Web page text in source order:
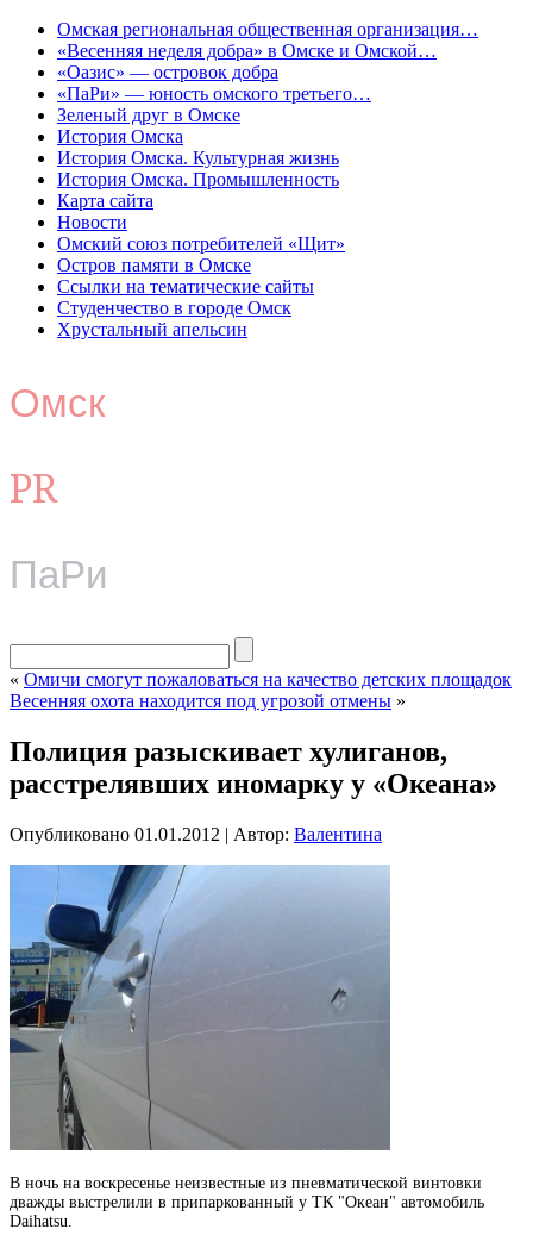
Омская региональная общественная организация…
«Весенняя неделя добра» в Омске и Омской…
«Оазис» — островок добра
«ПаРи» — юность омского третьего…
Зеленый друг в Омске
История Омска
История Омска. Культурная жизнь
История Омска. Промышленность
Карта сайта
Новости
Омский союз потребителей «Щит»
Остров памяти в Омске
Ссылки на тематические сайты
Студенчество в городе Омск
Хрустальный апельсин
Омск
PR
ПаРи
« Омичи смогут пожаловаться на качество детских площадок
Весенняя охота находится под угрозой отмены »
Полиция разыскивает хулиганов,
расстрелявших иномарку у «Океана»
Опубликовано 01.01.2012 | Автор: Валентина
В ночь на воскресенье неизвестные из пневматической винтовки
дважды выстрелили в припаркованный у ТК "Океан" автомобиль
Daihatsu.